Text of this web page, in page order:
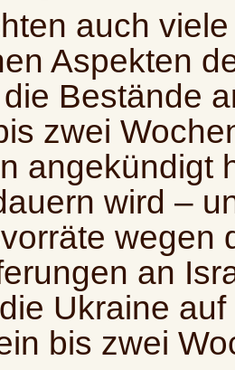
auch
Aspekten
Bestände
zwei
angekündigt
wird –
wegen
an
Ukraine
bis zwei